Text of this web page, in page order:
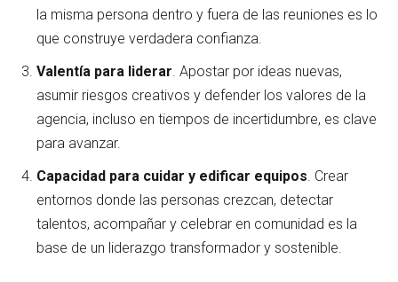
la misma persona dentro y fuera de las reuniones es lo
que construye verdadera confianza.
Valentía para liderar . Apostar por ideas nuevas,
asumir riesgos creativos y defender los valores de la
agencia, incluso en tiempos de incertidumbre, es clave
para avanzar.
Capacidad para cuidar y edificar equipos . Crear
entornos donde las personas crezcan, detectar
talentos, acompañar y celebrar en comunidad es la
base de un liderazgo transformador y sostenible.